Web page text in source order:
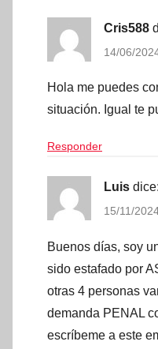
Cris588
14/06/
Hola me puedes
situación. Igual te
Responder
Luis dice:
15/11/
Buenos días, soy
sido estafado por
otras 4 personas
demanda PENAL
escríbeme a este